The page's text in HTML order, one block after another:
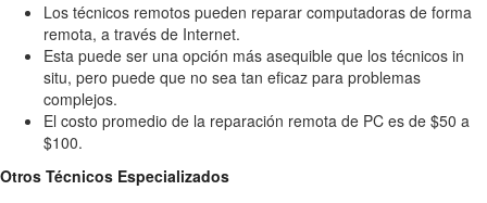
Los técnicos remotos pueden reparar computadoras de forma
remota, a través de Internet.
Esta puede ser una opción más asequible que los técnicos in
situ, pero puede que no sea tan eficaz para problemas
complejos.
El costo promedio de la reparación remota de PC es de $50 a
$100.
Otros Técnicos Especializados